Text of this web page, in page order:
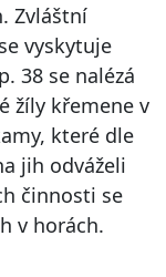
Zvláštní
vyskytuje
38 se nalézá
žíly křemene v
které dle
jih odváželi
činnosti se
v horách.